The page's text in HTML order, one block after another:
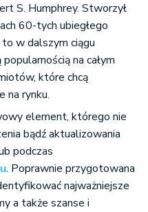
S. Humphrey. Stworzył
60-tych ubiegłego
w dalszym ciągu
na całym
które chcą
na rynku.
element, którego nie
bądź aktualizowania
podczas
. Poprawnie przygotowana
najważniejsze
a także szanse i